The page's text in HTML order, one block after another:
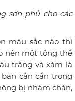
sơn phủ cho các
màu sắc nào thì
nên một tổng thể
trắng và xám là
cần cẩn trọng
bị nhàm chán,